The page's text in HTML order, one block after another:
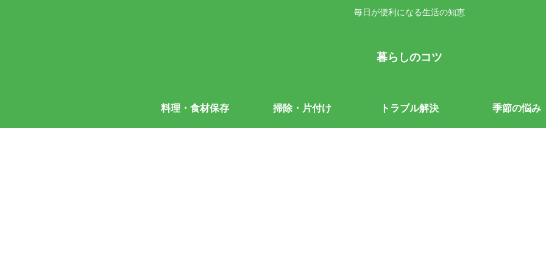
毎日が便利になる生活の知恵
暮らしのコツ
料理・食材保存 掃除・片付け トラブル解決 季節の悩み